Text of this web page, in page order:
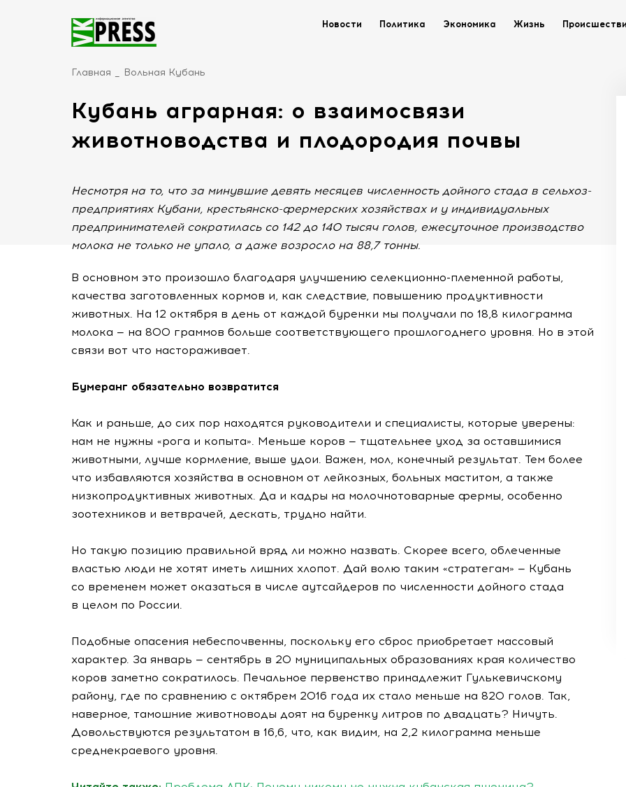
Новости Политика Экономика Жизнь
Главная Вольная Кубань
Кубань аграрная: о взаимосвязи
животноводства и плодородия почвы
Несмотря на то, что за минувшие девять месяцев численность дойного стада в сельхоз-
предприятиях Кубани, крестьянско-фермерских хозяйствах и у индивидуальных
предпринимателей сократилась со 142 до 140 тысяч голов, ежесуточное производство
молока не только не упало, а даже возросло на 88,7 тонны.
В основном это произошло благодаря улучшению селекционно-племенной работы,
качества заготовленных кормов и, как следствие, повышению продуктивности
животных. На 12 октября в день от каждой буренки мы получали по 18,8 килограмма
молока — на 800 граммов больше соответствующего прошлогоднего уровня. Но в этой
связи вот что настораживает.
Бумеранг обязательно возвратится
Как и раньше, до сих пор находятся руководители и специалисты, которые уверены:
нам не нужны «рога и копыта». Меньше коров — тщательнее уход за оставшимися
животными, лучше кормление, выше удои. Важен, мол, конечный результат. Тем более
что избавляются хозяйства в основном от лейкозных, больных маститом, а также
низкопродуктивных животных. Да и кадры на молочнотоварные фермы, особенно
зоотехников и ветврачей, дескать, трудно найти.
Но такую позицию правильной вряд ли можно назвать. Скорее всего, облеченные
властью люди не хотят иметь лишних хлопот. Дай волю таким «стратегам» — Кубань
со временем может оказаться в числе аутсайдеров по численности дойного стада
в целом по России.
Подобные опасения небеспочвенны, поскольку его сброс приобретает массовый
характер. За январь — сентябрь в 20 муниципальных образованиях края количество
коров заметно сократилось. Печальное первенство принадлежит Гулькевичскому
району, где по сравнению с октябрем 2016 года их стало меньше на 820 голов. Так,
наверное, тамошние животноводы доят на буренку литров по двадцать? Ничуть.
Довольствуются результатом в 16,6, что, как видим, на 2,2 килограмма меньше
среднекраевого уровня.